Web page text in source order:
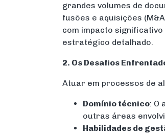
grandes volumes de
fusões e aquisições
com impacto
estratégico detalhado.
2. Os Desafios
Atuar em processos de
Domínio técnico: O
outras áreas
Habilidades de